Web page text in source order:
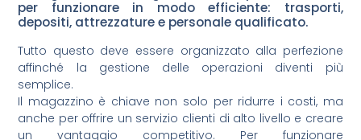
per funzionare in modo efficiente: trasporti,
depositi, attrezzature e personale qualificato.
Tutto questo deve essere organizzato alla perfezione
affinché la gestione delle operazioni diventi più
semplice.
Il magazzino è chiave non solo per ridurre i costi, ma
anche per offrire un servizio clienti di alto livello e creare
un vantaggio competitivo. Per funzionare